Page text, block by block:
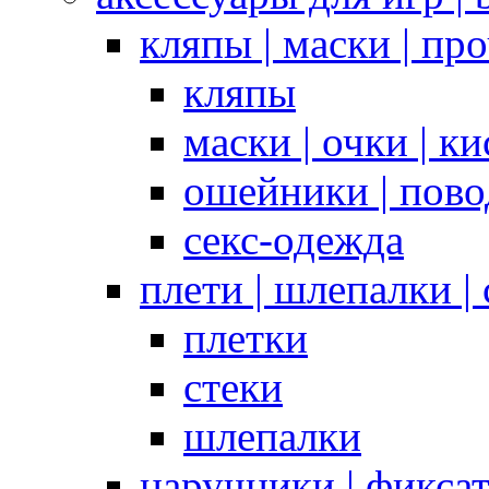
кляпы | маски |
кляпы
маски | очки |
ошейники |
секс-одежда
плети | шлепалки |
плетки
стеки
шлепалки